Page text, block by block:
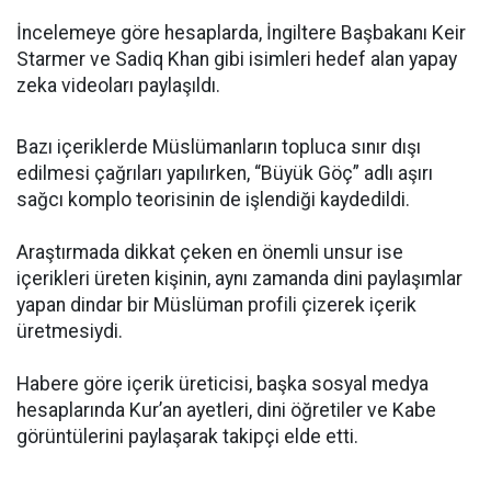
İncelemeye göre hesaplarda, İngiltere Başbakanı Keir
Starmer ve Sadiq Khan gibi isimleri hedef alan yapay
zeka videoları paylaşıldı.
Bazı içeriklerde Müslümanların topluca sınır dışı
edilmesi çağrıları yapılırken, “Büyük Göç” adlı aşırı
sağcı komplo teorisinin de işlendiği kaydedildi.
Araştırmada dikkat çeken en önemli unsur ise
içerikleri üreten kişinin, aynı zamanda dini paylaşımlar
yapan dindar bir Müslüman profili çizerek içerik
üretmesiydi.
Habere göre içerik üreticisi, başka sosyal medya
hesaplarında Kur’an ayetleri, dini öğretiler ve Kabe
görüntülerini paylaşarak takipçi elde etti.